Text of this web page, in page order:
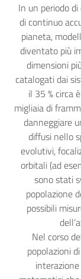
In un periodo
di continuo
pianeta,
diventato più
dimensioni
catalogati dai
il 35 % circa
migliaia di
danneggiare
diffusi nello
evolutivi,
orbitali (ad
sono stati
popolazione
possibili
Nel corso
popolazioni